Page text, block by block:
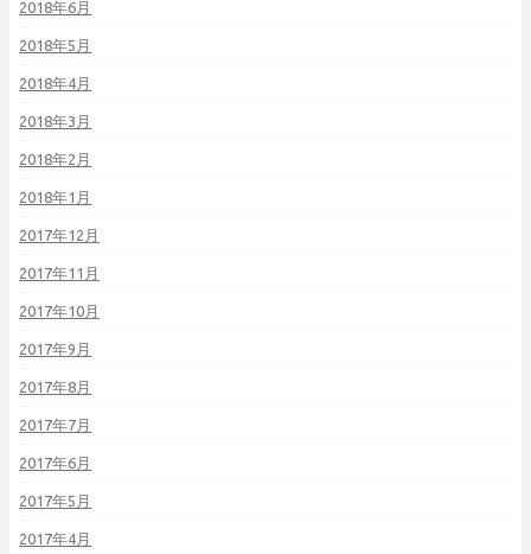
2018年6月
2018年5月
2018年4月
2018年3月
2018年2月
2018年1月
2017年12月
2017年11月
2017年10月
2017年9月
2017年8月
2017年7月
2017年6月
2017年5月
2017年4月